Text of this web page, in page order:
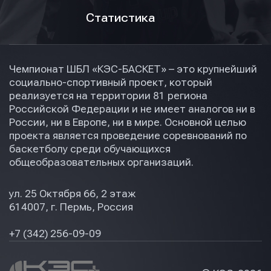
Статистика
Чемпионат ШБЛ «КЭС-БАСКЕТ» – это крупнейший
социально-спортивный проект, который
реализуется на территории 81 региона
Российской Федерации и не имеет аналогов ни в
России, ни в Европе, ни в мире. Основной целью
проекта является проведение соревнований по
баскетболу среди обучающихся
общеобразовательных организаций.
ул. 25 Октября 66, 2 этаж
614007, г. Пермь, Россия
+7 (342) 256-09-09